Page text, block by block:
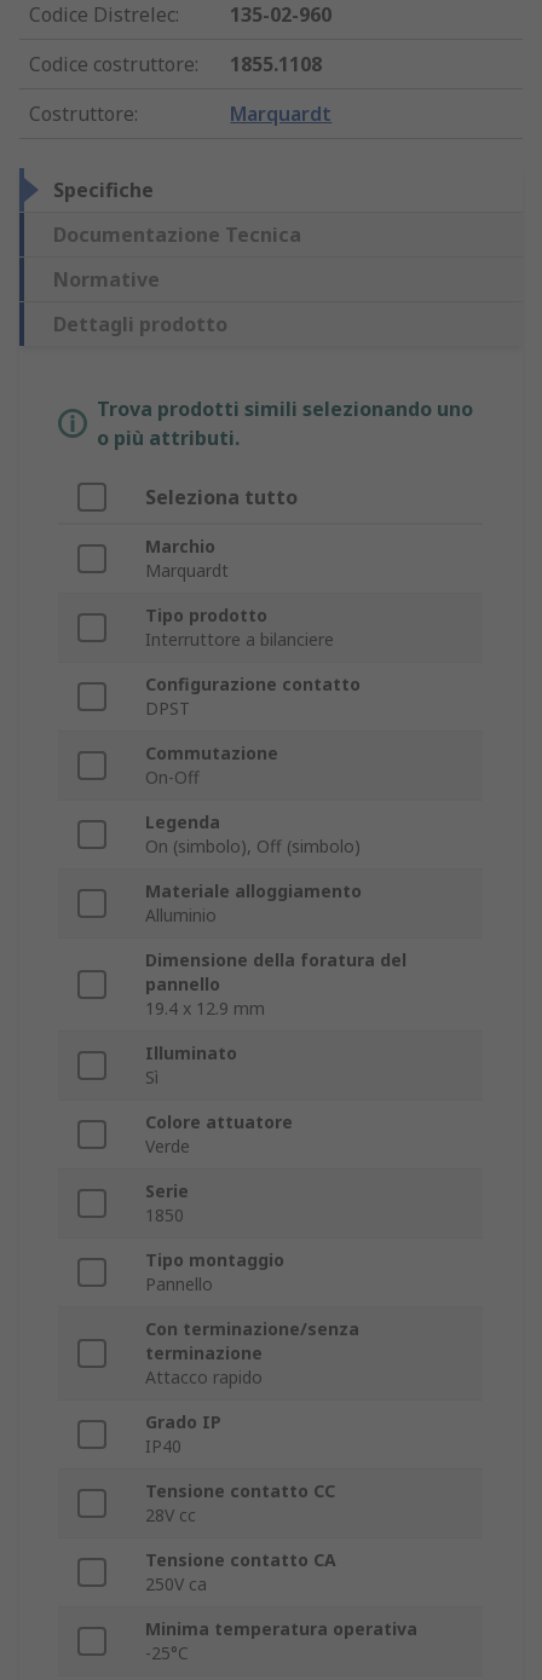
Codice Distrelec:
135-02-960
Codice costruttore:
1855.1108
Costruttore: Marquardt
Specifiche
Documentazione Tecnica
Normative
Dettagli prodotto
Trova prodotti simili selezionando uno
o più attributi.
Seleziona tutto
Marchio
Marquardt
Tipo prodotto
Interruttore a bilanciere
Configurazione contatto
DPST
Commutazione
On-Off
Legenda
On (simbolo), Off (simbolo)
Materiale alloggiamento
Alluminio
Dimensione della foratura del
pannello
19.4 x 12.9 mm
Illuminato
Sì
Colore attuatore
Verde
Serie
1850
Tipo montaggio
Pannello
Con terminazione/senza
terminazione
Attacco rapido
Grado IP
IP40
Tensione contatto CC
28V cc
Tensione contatto CA
250V ca
Minima temperatura operativa
-25°C